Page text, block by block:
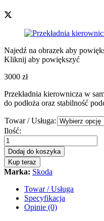
Najedź na obrazek aby
Kliknij aby powiększyć
3000 zł
Przekładnia kierownicza w
do podłoża oraz stabilność
Towar / Usługa:
Przekładnia
kierownicza
-
maglownica
elektryczna
Skoda
Octavia
Ilość:
Dodaj do koszyka
Kup teraz
Marka: Skoda
Towar / Usługa
Specyfikacja
Opinie (0)